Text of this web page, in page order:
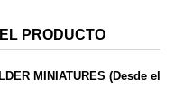
PRODUCTO
MINIATURES (Desde el